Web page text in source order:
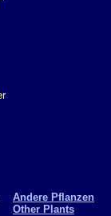
Andere Pflanzen
Other Plants